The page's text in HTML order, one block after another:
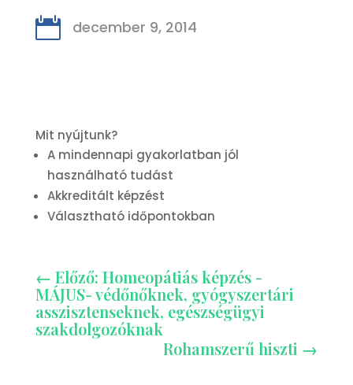
 december 9, 2014
Mit nyújtunk?
A mindennapi gyakorlatban jól
használható tudást
Akkreditált képzést
Választható időpontokban
← Előző: Homeopátiás képzés -
MÁJUS- védőnőknek, gyógyszertári
asszisztenseknek, egészségügyi
szakdolgozóknak
Rohamszerű hiszti →